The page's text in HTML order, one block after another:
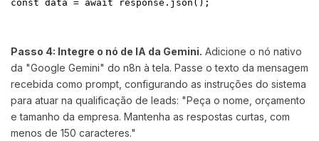
const data = await response.json();
Passo 4: Integre o nó de IA da Gemini. Adicione o nó nativo
da "Google Gemini" do n8n à tela. Passe o texto da mensagem
recebida como prompt, configurando as instruções do sistema
para atuar na qualificação de leads: "Peça o nome, orçamento
e tamanho da empresa. Mantenha as respostas curtas, com
menos de 150 caracteres."